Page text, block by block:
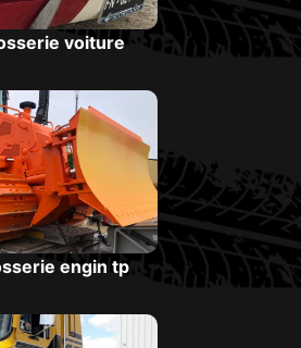
voiture
engin tp